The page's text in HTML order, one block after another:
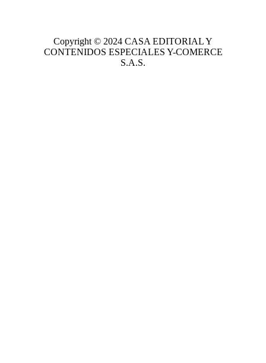
Copyright © 2024 CASA EDITORIALY
CONTENIDOS ESPECIALES Y-COMERCE
S.A.S.